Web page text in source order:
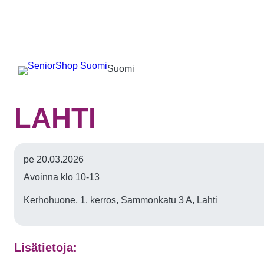
Suomi
LAHTI
pe 20.03.2026
Avoinna klo 10-13
Kerhohuone, 1. kerros, Sammonkatu 3 A, Lahti
Lisätietoja: